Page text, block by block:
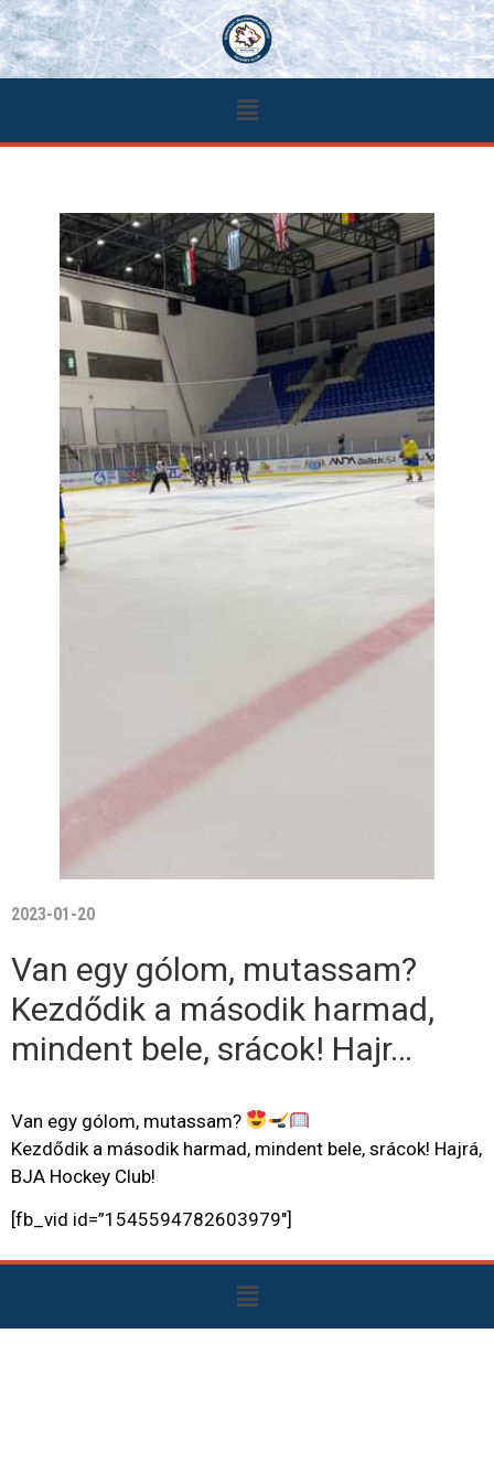
2023-01-20
Van egy gólom, mutassam?
Kezdődik a második harmad,
mindent bele, srácok! Hajr…
Van egy gólom, mutassam?
Kezdődik a második harmad, mindent bele, srácok! Hajrá,
BJA Hockey Club!
[fb_vid id=”1545594782603979″]